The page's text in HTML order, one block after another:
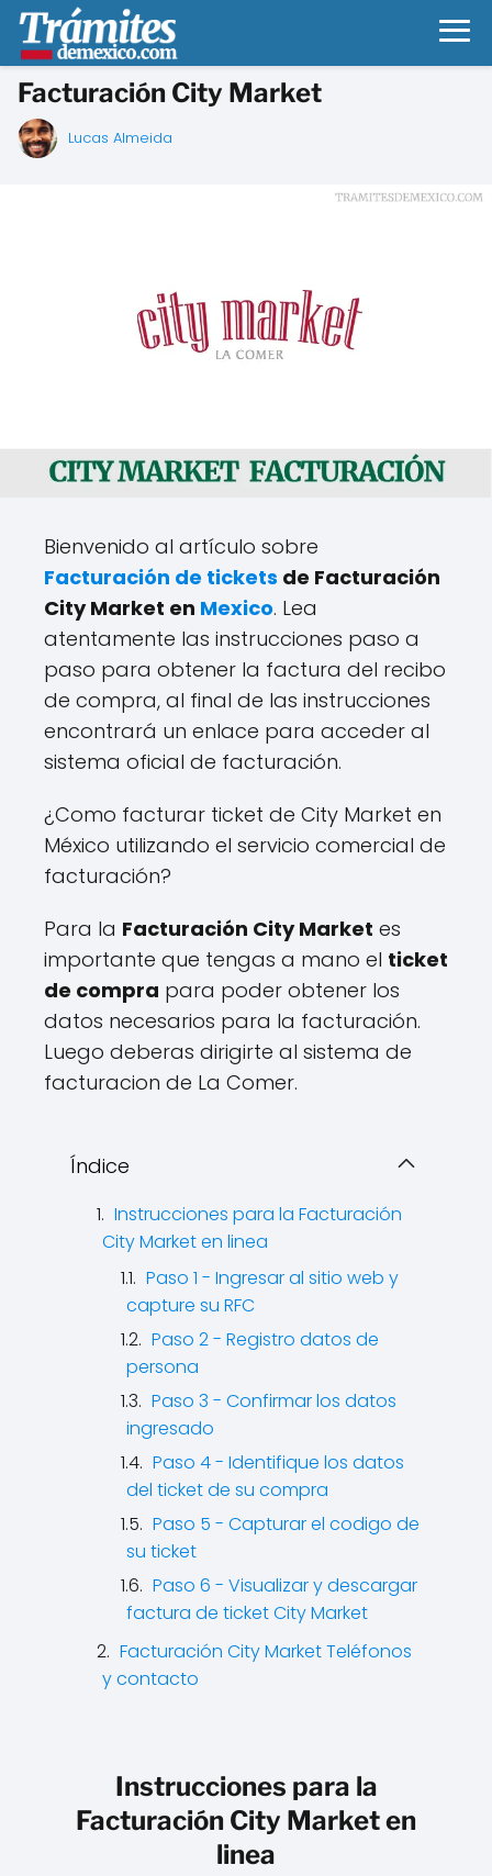
Facturación City Market
Lucas Almeida
Bienvenido al artículo sobre
Facturación de tickets de Facturación
City Market en Mexico. Lea
atentamente las instrucciones paso a
paso para obtener la factura del recibo
de compra, al final de las instrucciones
encontrará un enlace para acceder al
sistema oficial de facturación.
¿Como facturar ticket de City Market en
México utilizando el servicio comercial de
facturación?
Para la Facturación City Market es
importante que tengas a mano el ticket
de compra para poder obtener los
datos necesarios para la facturación.
Luego deberas dirigirte al sistema de
facturacion de La Comer.
Índice
Instrucciones para la Facturación
City Market en linea
Paso 1 - Ingresar al sitio web y
capture su RFC
Paso 2 - Registro datos de
persona
Paso 3 - Confirmar los datos
ingresado
Paso 4 - Identifique los datos
del ticket de su compra
Paso 5 - Capturar el codigo de
su ticket
Paso 6 - Visualizar y descargar
factura de ticket City Market
Facturación City Market Teléfonos
y contacto
Instrucciones para la
Facturación City Market en
linea